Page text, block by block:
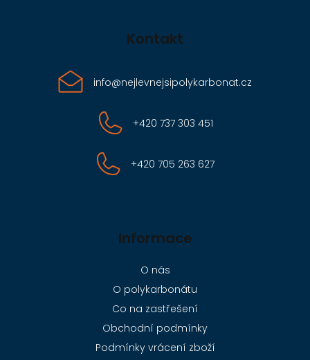
Kontakt
info@nejlevnejsipolykarbonat.cz
+420 737 303 451
+420 705 263 627
Informace
O nás
O polykarbonátu
Co na zastřešení
Obchodní podmínky
Podmínky vrácení zboží